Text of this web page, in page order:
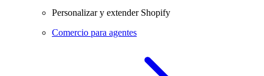
Personalizar y extender Shopify
Comercio para agentes